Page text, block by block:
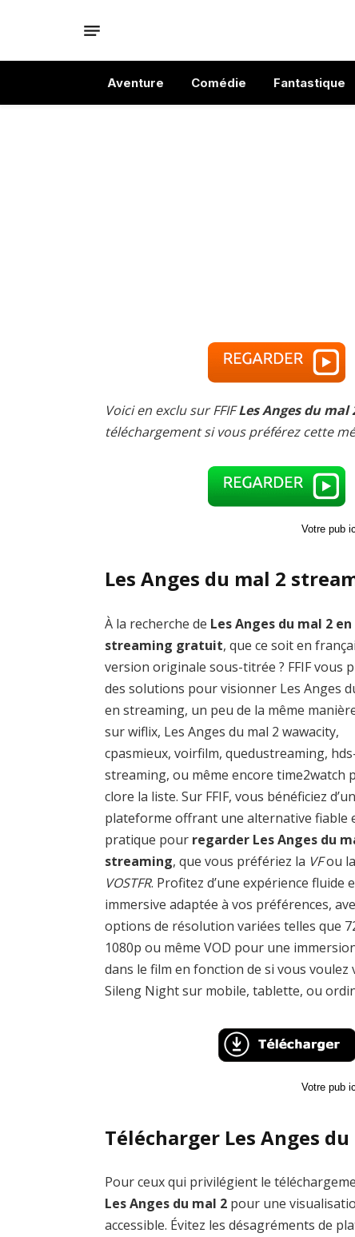
Aventure Comédie Fantastique
Voici en exclu sur FFIFLes Anges du
téléchargement si vous préférez cette
Votre pub
Les Anges du mal 2
À la recherche de Les Anges du mal 2 en
streaming gratuit, que ce soit en
version originale sous-titrée ? FFIF vous
des solutions pour visionner Les Anges
en streaming, un peu de la même
sur wiflix, Les Anges du mal 2 wawacity,
cpasmieux, voirfilm, quedustreaming,
streaming, ou même encore time2watch
clore la liste. Sur FFIF, vous bénéficiez
plateforme offrant une alternative fiable
pratique pour regarder Les Anges du
streaming, que vous préfériez la VFou la
VOSTFR. Profitez d’une expérience fluide
immersive adaptée à vos préférences,
options de résolution variées telles que
1080p ou même VOD pour une
dans le film en fonction de si vous voulez
Sileng Night sur mobile, tablette, ou
Votre pub
Télécharger Les Anges
Pour ceux qui privilégient le
Les Anges du mal 2 pour une
accessible. Évitez les désagréments de